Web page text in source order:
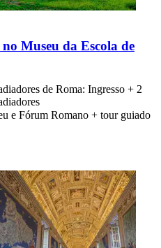
Museu da Escola de
de Roma: Ingresso + 2
e Fórum Romano + tour guiado